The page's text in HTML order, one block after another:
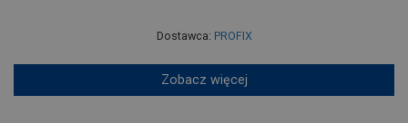
Dostawca: PROFIX
Zobacz więcej